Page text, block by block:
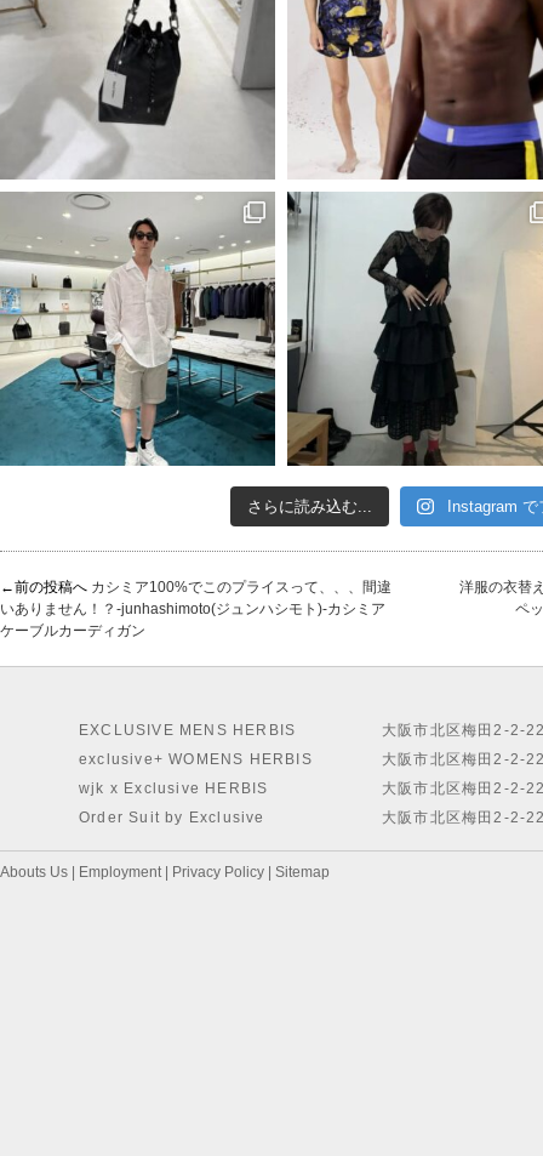
さらに読み込む... Instagram
←前の投稿へ カシミア100%でこのプライスって、、、間違
いありません！？-junhashimoto(ジュンハシモト)-カシミア
ケーブルカーディガン
洋服の衣替
ペ
EXCLUSIVE MENS HERBIS
exclusive+ WOMENS HERBIS
wjk x Exclusive HERBIS
Order Suit by Exclusive
大阪市北区梅田2-2-
大阪市北区梅田2-2-
大阪市北区梅田2-2-
大阪市北区梅田2-2-
Abouts Us Employment| Privacy Policy Sitemap